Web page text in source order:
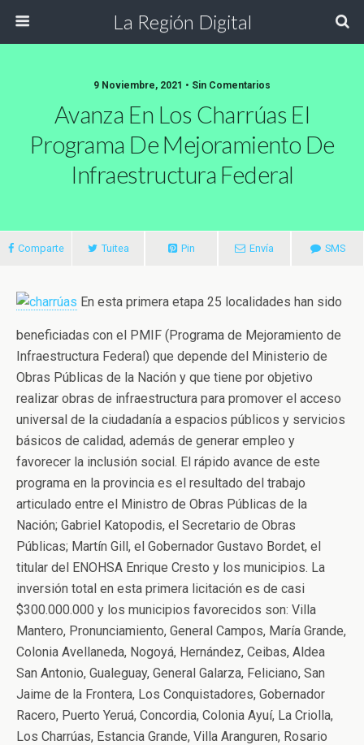
La Región Digital
9 Noviembre, 2021 • Sin Comentarios
Avanza En Los Charrúas El
Programa De Mejoramiento De
Infraestructura Federal
Comparte Tuitea Pin Envía SMS
En esta primera etapa 25 localidades han sido
beneficiadas con el PMIF (Programa de Mejoramiento de
Infraestructura Federal) que depende del Ministerio de
Obras Públicas de la Nación y que tiene por objetivo
realizar obras de infraestructura para promover el acceso
universal de la ciudadanía a espacios públicos y servicios
básicos de calidad, además de generar empleo y
favorecer la inclusión social. El rápido avance de este
programa en la provincia es el resultado del trabajo
articulado entre el Ministro de Obras Públicas de la
Nación; Gabriel Katopodis, el Secretario de Obras
Públicas; Martín Gill, el Gobernador Gustavo Bordet, el
titular del ENOHSA Enrique Cresto y los municipios. La
inversión total en esta primera licitación es de casi
$300.000.000 y los municipios favorecidos son: Villa
Mantero, Pronunciamiento, General Campos, María Grande,
Colonia Avellaneda, Nogoyá, Hernández, Ceibas, Aldea
San Antonio, Gualeguay, General Galarza, Feliciano, San
Jaime de la Frontera, Los Conquistadores, Gobernador
Racero, Puerto Yeruá, Concordia, Colonia Ayuí, La Criolla,
Los Charrúas, Estancia Grande, Villa Aranguren, Rosario